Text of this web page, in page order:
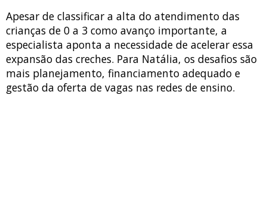
Apesar de classificar a alta do atendimento das
crianças de 0 a 3 como avanço importante, a
especialista aponta a necessidade de acelerar essa
expansão das creches. Para Natália, os desafios são
mais planejamento, financiamento adequado e
gestão da oferta de vagas nas redes de ensino.